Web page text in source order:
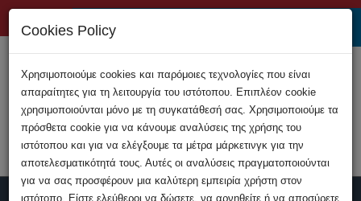
Cookies Policy
Χρησιμοποιούμε cookies και παρόμοιες τεχνολογίες που είναι
απαραίτητες για τη λειτουργία του ιστότοπου. Επιπλέον cookie
χρησιμοποιούνται μόνο με τη συγκατάθεσή σας. Χρησιμοποιούμε τα
πρόσθετα cookie για να κάνουμε αναλύσεις της χρήσης του
ιστότοπου και για να ελέγξουμε τα μέτρα μάρκετινγκ για την
αποτελεσματικότητά τους. Αυτές οι αναλύσεις πραγματοποιούνται
για να σας προσφέρουν μια καλύτερη εμπειρία χρήστη στον
ιστότοπο. Είστε ελεύθεροι να δώσετε, να αρνηθείτε ή να αποσύρετε